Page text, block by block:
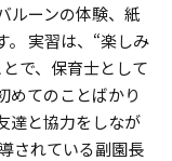
ルーンの体験、紙
。 実習は、“楽しみ
で、保育士として
めてのことばかり
達と協力をしなが
されている副園長